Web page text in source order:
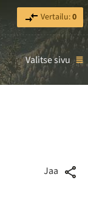
Vertailu:0
Valitse sivu
Jaa